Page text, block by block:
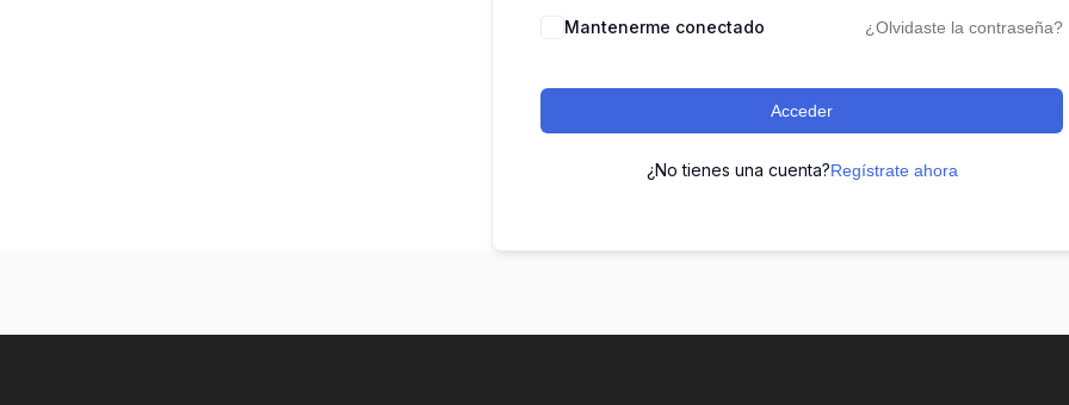
Mantenerme conectado ¿Olvidaste la contraseña?
Acceder
¿No tienes una cuenta?Regístrate ahora